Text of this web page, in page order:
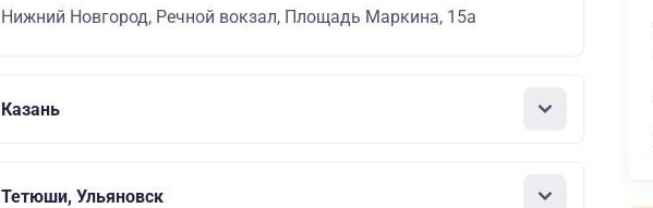
Нижний Новгород, Речной вокзал, Площадь Маркина, 15а
Казань
Тетюши, Ульяновск